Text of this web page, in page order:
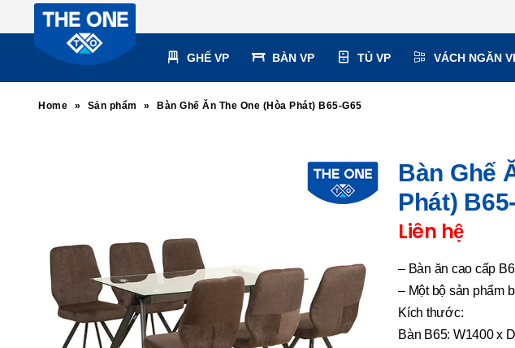
GHẾ VP BÀN VP TỦ VP VÁCH NGĂN
Home » Sản phẩm » Bàn Ghế Ăn The One (Hòa Phát) B65-G65
Bàn Ghế
Phát)
Liên hệ
– Bàn ăn cao cấp
– Một bộ sản phẩm
Kích thước:
Bàn B65: W1400 x